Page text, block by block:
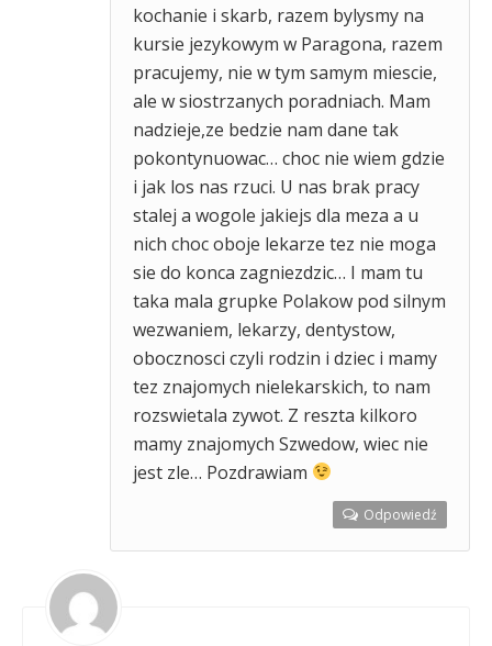
kochanie i skarb, razem bylysmy na
kursie jezykowym w Paragona, razem
pracujemy, nie w tym samym miescie,
ale w siostrzanych poradniach. Mam
nadzieje,ze bedzie nam dane tak
pokontynuowac… choc nie wiem gdzie
i jak los nas rzuci. U nas brak pracy
stalej a wogole jakiejs dla meza a u
nich choc oboje lekarze tez nie moga
sie do konca zagniezdzic… I mam tu
taka mala grupke Polakow pod silnym
wezwaniem, lekarzy, dentystow,
obocznosci czyli rodzin i dziec i mamy
tez znajomych nielekarskich, to nam
rozswietala zywot. Z reszta kilkoro
mamy znajomych Szwedow, wiec nie
jest zle… Pozdrawiam
Odpowiedź